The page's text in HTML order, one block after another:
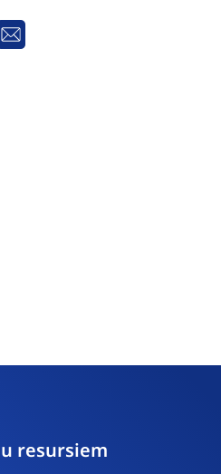
E-
resursiem